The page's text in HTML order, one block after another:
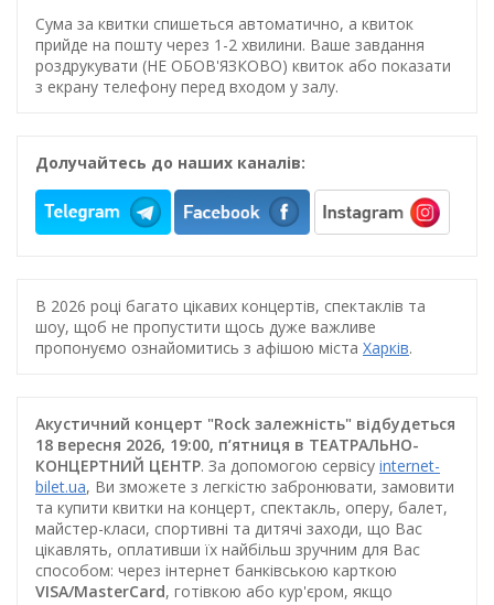
Сума за квитки спишеться автоматично, а квиток
прийде на пошту через 1-2 хвилини. Ваше завдання
роздрукувати (НЕ ОБОВ'ЯЗКОВО) квиток або показати
з екрану телефону перед входом у залу.
Долучайтесь до наших каналів:
В 2026 році багато цікавих концертів, спектаклів та
шоу, щоб не пропустити щось дуже важливе
пропонуємо ознайомитись з афішою міста Харків.
Акустичний концерт "Rock залежність" відбудеться
18 вересня 2026, 19:00, п’ятниця в ТЕАТРАЛЬНО-
КОНЦЕРТНИЙ ЦЕНТР. За допомогою сервісу internet-
bilet.ua, Ви зможете з легкістю забронювати, замовити
та купити квитки на концерт, спектакль, оперу, балет,
майстер-класи, спортивні та дитячі заходи, що Вас
цікавлять, оплативши їх найбільш зручним для Вас
способом: через інтернет банківською карткою
VISA/MasterCard, готівкою або кур'єром, якщо